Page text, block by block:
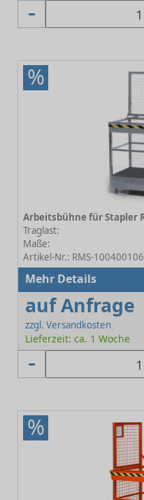
%
Traglast:
Maße:
Artikel-Nr.: RMS-100400106
Mehr Details
auf Anfrage
zzgl. Versandkosten
Lieferzeit: ca. 1 Woche
%